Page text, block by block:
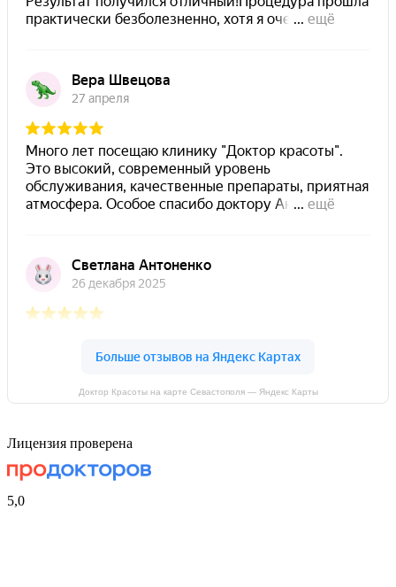
Доктор Красоты на карте Севастополя — Яндекс Карты
Лицензия проверена
5,0